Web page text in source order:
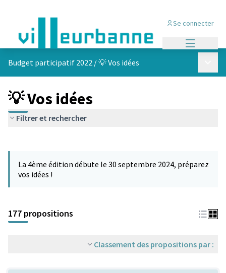
Se connecter
Budget participatif 2022 /💡 Vos idées
💡 Vos idées
Filtrer et rechercher
−
La 4ème édition débute le 30 septembre 2024, préparez
vos idées !
177 propositions
Classement des propositions par :